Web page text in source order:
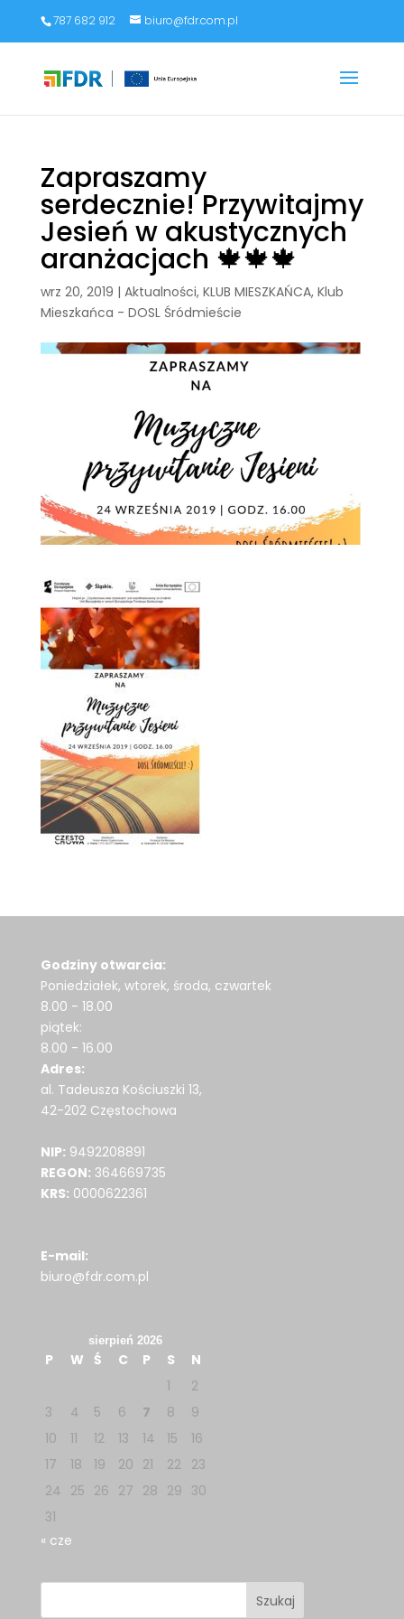
787 682 912 biuro@fdr.com.pl
Zapraszamy
serdecznie! Przywitajmy
Jesień w akustycznych
aranżacjach 🍁🍁🍁
wrz 20, 2019 | Aktualności, KLUB MIESZKAŃCA, Klub
Mieszkańca - DOSL Śródmieście
Godziny otwarcia:
Poniedziałek, wtorek, środa, czwartek
8.00 - 18.00
piątek:
8.00 - 16.00
Adres:
al. Tadeusza Kościuszki 13,
42-202 Częstochowa
NIP: 9492208891
REGON: 364669735
KRS: 0000622361
E-mail:
biuro@fdr.com.pl
sierpień 2026
P W Ś C P S
N
1
2
3
4 5 6 7 8
9
10
11 12 13 14 15
16
17
18 19 20 21 22
23
24 25 26 27 28 29 30
31
« cze